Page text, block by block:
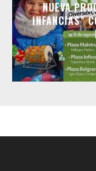
NUEVA
INFANCIAS”